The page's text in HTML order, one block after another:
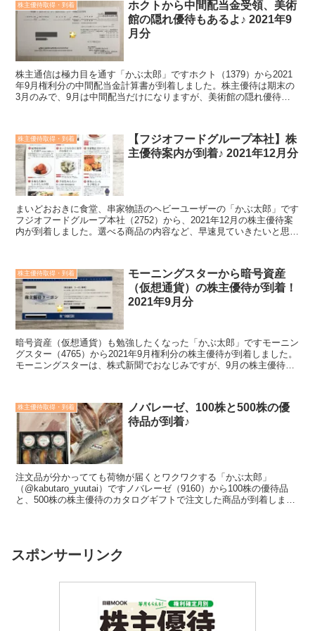
株主優待取得・到着
ホクトから中間配当金受領、美術
館の隠れ優待もあるよ♪ 2021年9
月分
株主通信は極力目を通す「かぶ太郎」ですホクト（1379）から2021
年9月権利分の中間配当金計算書が到着しました。株主優待は期末の
3月のみで、9月は中間配当だけになりますが、美術館の隠れ優待も
株主優待取得・到着
【フジオフードグループ本社】株
主優待案内が到着♪ 2021年12月分
まいどおおきに食堂、串家物語のヘビーユーザーの「かぶ太郎」です
フジオフードグループ本社（2752）から、2021年12月の株主優待案
内が到着しました。選べる商品の内容など、早速見ていきたいと思い
株主優待取得・到着
モーニングスターから暗号資産
（仮想通貨）の株主優待が到着！
2021年9月分
暗号資産（仮想通貨）も勉強したくなった「かぶ太郎」ですモーニン
グスター（4765）から2021年9月権利分の株主優待が到着しました。
モーニングスターは、株式新聞でおなじみですが、9月の株主優待は
株主優待取得・到着
ノバレーゼ、100株と500株の優
待品が到着♪
注文品が分かってても荷物が届くとワクワクする「かぶ太郎」
（@kabutaro_yuutai）ですノバレーゼ（9160）から100株の優待品
と、500株の株主優待のカタログギフトで注文した商品が到着しまし
スポンサーリンク